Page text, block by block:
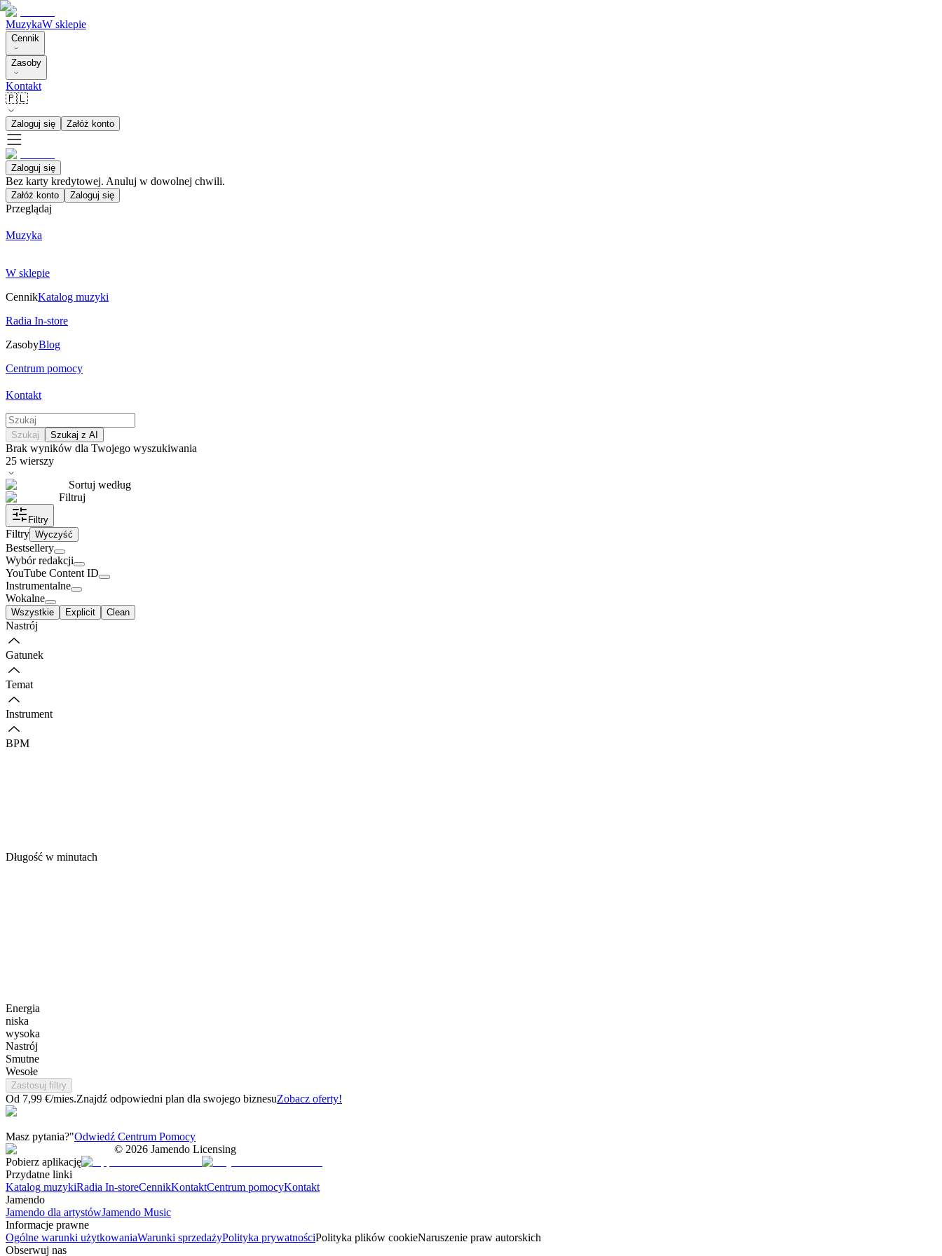
MuzykaW sklepie
Cennik
Zasoby
Kontakt
🇵🇱
Zaloguj się Załóż konto
Zaloguj się
Bez karty kredytowej. Anuluj w dowolnej chwili.
Załóż konto Zaloguj się
Przeglądaj
Muzyka
W sklepie
CennikKatalog muzyki
Radia In-store
ZasobyBlog
Centrum pomocy
Kontakt
Szukaj Szukaj z AI
Brak wyników dla Twojego wyszukiwania
25 wierszy
Sortuj według
Filtruj
Filtry
Filtry Wyczyść
Bestsellery
Wybór redakcji
YouTube Content ID
Instrumentalne
Wokalne
Wszystkie Explicit Clean
Nastrój
Gatunek
Temat
Instrument
BPM
Długość w minutach
Energia
niska
wysoka
Nastrój
Smutne
Wesołe
Zastosuj filtry
Od 7,99 €/mies.Znajdź odpowiedni plan dla swojego biznesuZobacz oferty!
Masz pytania?"Odwiedź Centrum Pomocy
© 2026 Jamendo Licensing
Pobierz aplikację
Przydatne linki
Katalog muzykiRadia In-storeCennikKontaktCentrum pomocyKontakt
Jamendo
Jamendo dla artystówJamendo Music
Informacje prawne
Ogólne warunki użytkowaniaWarunki sprzedażyPolityka prywatnościPolityka plików cookieNaruszenie praw autorskich
Obserwuj nas